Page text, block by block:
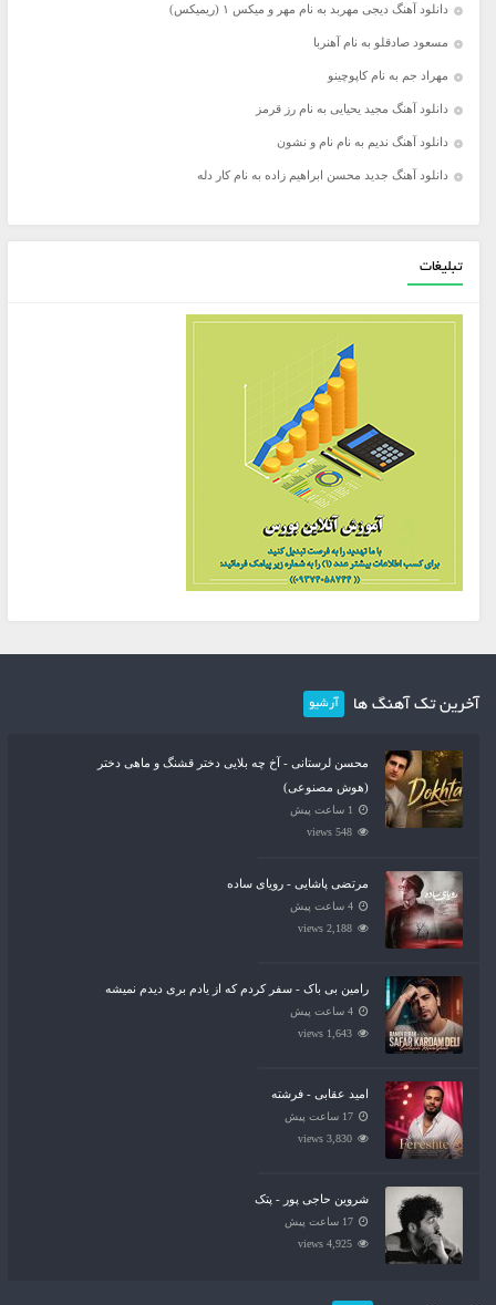
دانلود آهنگ دیجی مهربد به نام مهر و میکس ۱ (ریمیکس)
مسعود صادقلو به نام آهنربا
مهراد جم به نام کاپوچینو
دانلود آهنگ مجید یحیایی به نام رز قرمز
دانلود آهنگ ندیم به نام نام و نشون
دانلود آهنگ جدید محسن ابراهیم زاده به نام کار دله
تبلیغات
آخرین تک آهنگ ها آرشیو
محسن لرستانی - آخ چه بلایی دختر قشنگ و ماهی دختر
(هوش مصنوعی)
1 ساعت پیش
548 views
مرتضی پاشایی - رویای ساده
4 ساعت پیش
2,188 views
رامین بی باک - سفر کردم که از یادم بری دیدم نمیشه
4 ساعت پیش
1,643 views
امید عقابی - فرشته
17 ساعت پیش
3,830 views
شروین حاجی پور - پتک
17 ساعت پیش
4,925 views